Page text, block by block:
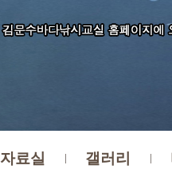
자료실 갤러리